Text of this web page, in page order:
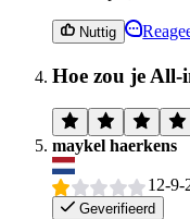
Nuttig
Hoe zou je All-
maykel haerkens
12-9-
Geverifieerd